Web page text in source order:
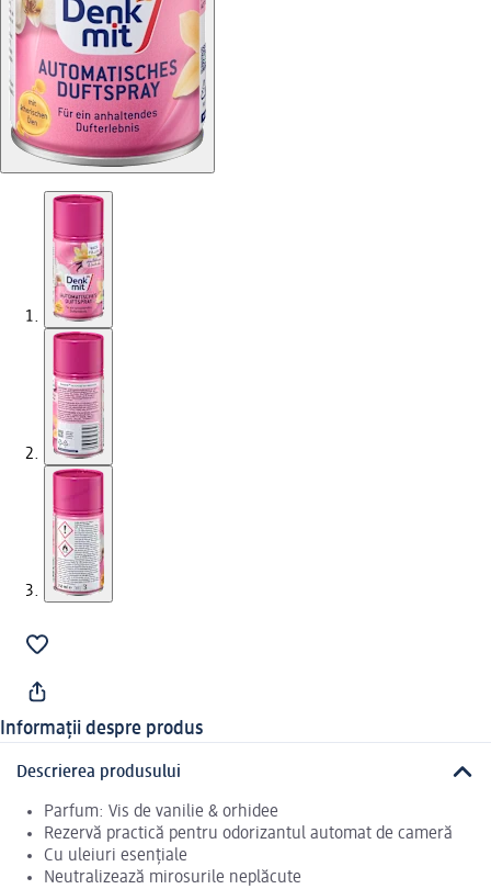
Informații despre produs
Descrierea produsului
Parfum: Vis de vanilie & orhidee
Rezervă practică pentru odorizantul automat de cameră
Cu uleiuri esențiale
Neutralizează mirosurile neplăcute